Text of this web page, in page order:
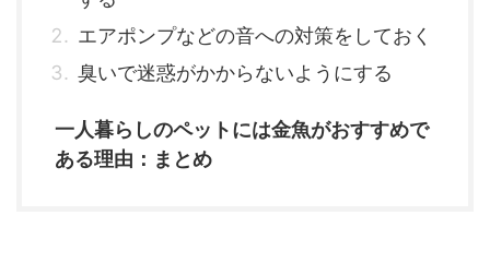
エアポンプなどの音への対策をしておく
臭いで迷惑がかからないようにする
一人暮らしのペットには金魚がおすすめで
ある理由：まとめ